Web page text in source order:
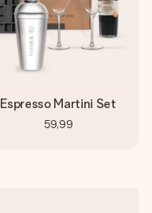
Espresso Martini Set
59,99